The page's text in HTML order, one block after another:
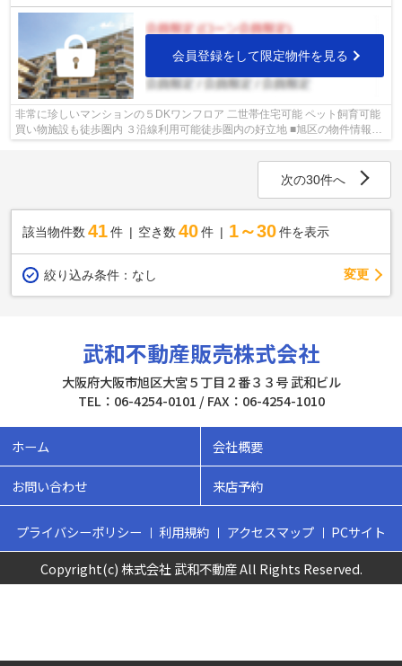
会員登録をして限定物件を見る
非常に珍しいマンションの５DKワンフロア 二世帯住宅可能 ペット飼育可能
買い物施設も徒歩圏内 ３沿線利用可能徒歩圏内の好立地 ■旭区の物件情報は
次の30件へ
該当物件数 41件 空き数 40 件 1～30 件を表示
絞り込み条件： なし 変更
武和不動産販売株式会社
大阪府大阪市旭区大宮５丁目２番３３号 武和ビル
TEL：06-4254-0101 / FAX：06-4254-1010
ホーム 会社概要
お問い合わせ 来店予約
プライバシーポリシー 利用規約 アクセスマップ
PCサイト
Copyright(c) 株式会社 武和不動産 All Rights Reserved.